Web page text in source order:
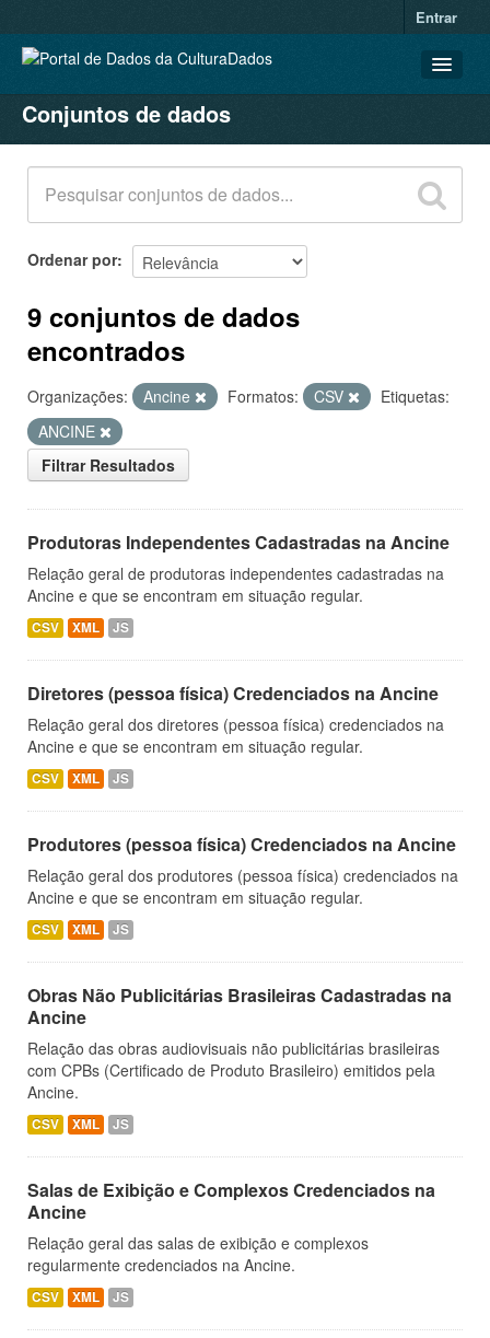
Entrar
CONJUNTOS DE DADOS
ORGANIZAÇÕES
GRUPOS
SOBRE
Conjuntos de dados
Ordenar por
9 conjuntos de dados
encontrados
Organizações: Ancine Formatos: CSV
Etiquetas:
ANCINE
Filtrar Resultados
Produtoras Independentes Cadastradas na Ancine
Relação geral de produtoras independentes cadastradas na
Ancine e que se encontram em situação regular.
CSV XML JS
Diretores (pessoa física) Credenciados na Ancine
Relação geral dos diretores (pessoa física) credenciados na
Ancine e que se encontram em situação regular.
CSV XML JS
Produtores (pessoa física) Credenciados na Ancine
Relação geral dos produtores (pessoa física) credenciados na
Ancine e que se encontram em situação regular.
CSV XML JS
Obras Não Publicitárias Brasileiras Cadastradas na
Ancine
Relação das obras audiovisuais não publicitárias brasileiras
com CPBs (Certificado de Produto Brasileiro) emitidos pela
Ancine.
CSV XML JS
Salas de Exibição e Complexos Credenciados na
Ancine
Relação geral das salas de exibição e complexos
regularmente credenciados na Ancine.
CSV XML JS